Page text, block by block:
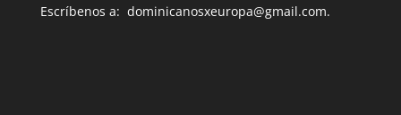
Escríbenos a: dominicanosxeuropa@gmail.com.